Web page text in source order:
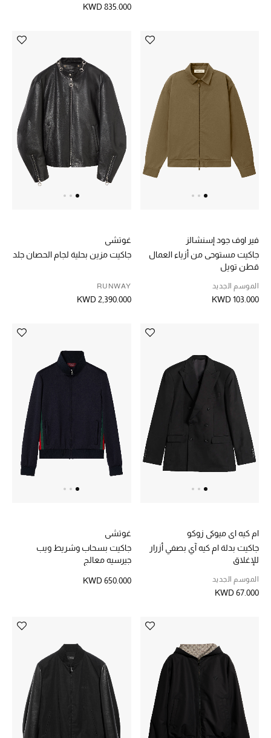
عرض جميع المنتجات
خصومات
ما وصلنا حديثاً
حصريًا عبر الإنترنت
تشكيلة المناسبات للنساء
الملابس الرياضية النسائية
تشكيلة الأعراس
حقائب وأحذية متطابقة
هدايا للنساء
جميع الأحذية النسائية
جميع الحقائب النسائية
جميع الإكسسورات النسائية
موضة نسائية
تسوقوا للنساء
الحقائب
KWD 835.000
فير اوف جود إسنشالز
جاكيت مستوحى من أزياء العمال
قطن تويل
الموسم الجديد
KWD 103.000
غوتشي
جاكيت مزين بحلية لجام الحصان جلد
RUNWAY
KWD 2,390.000
ام كيه اي ميوكي زوكو
جاكيت بدلة ام كيه آي بصفي أزرار
للإغلاق
الموسم الجديد
KWD 67.000
غوتشي
جاكيت بسحاب وشريط ويب
جيرسيه معالج
KWD 650.000